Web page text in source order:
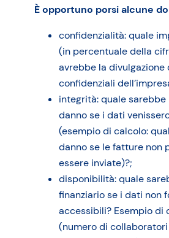
È opportuno porsi alcune
confidenzialità: quale
(in percentuale della
avrebbe la divulgazione
confidenziali
integrità: quale sarebbe
danno se i dati
(esempio di calcolo:
danno se le fatture non
essere inviate)?;
disponibilità: quale
finanziario se i dati non
accessibili? Esempio di
(numero di